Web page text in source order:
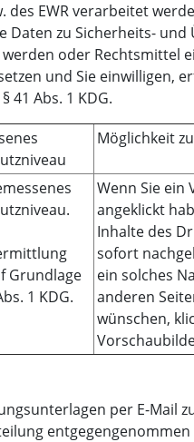
des EWR verarbeitet
Daten zu Sicherheits-
oder Rechtsmittel
und Sie einwilligen,
41 Abs. 1 KDG.
Möglichkeit
Grundlage
1 KDG.
Wenn Sie ein
angeklickt
Inhalte des
sofort
ein solches
anderen
wünschen,
per E-Mail